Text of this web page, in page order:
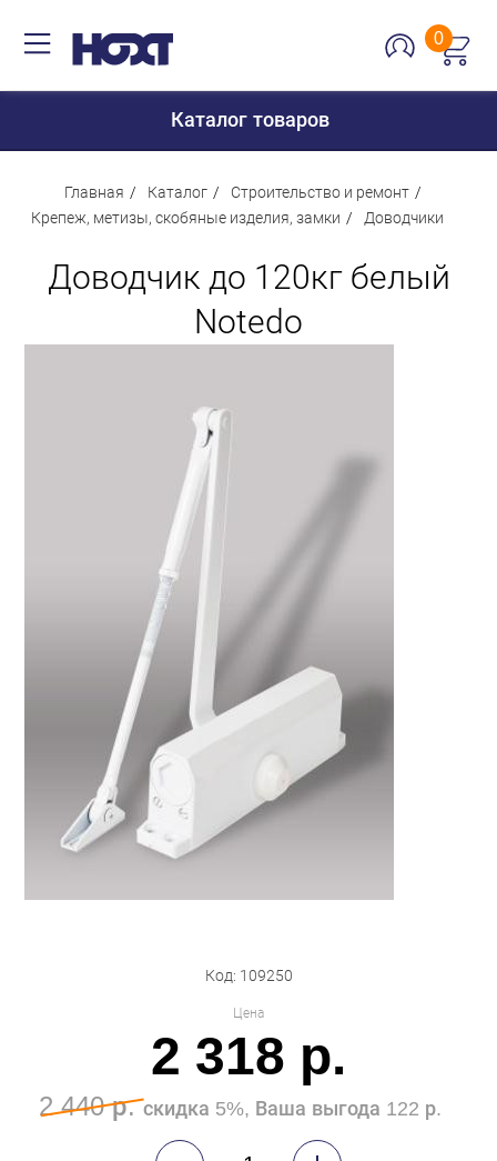
0
Каталог товаров
Для кухни
Строительство и ремонт
Бытовая техника
Обувь для дома и дачи
Главная Каталог
Строительство и ремонт
Крепеж, метизы, скобяные изделия, замки
Доводчики
Доводчик до 120кг белый
Notedo
Код: 109250
Цена
2 318 р.
2 440 р.скидка 5%, Ваша выгода 122 р.